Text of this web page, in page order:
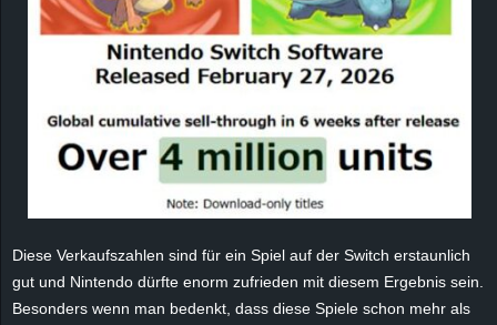
Diese Verkaufszahlen sind für ein Spiel auf der Switch erstaunlich
gut und Nintendo dürfte enorm zufrieden mit diesem Ergebnis sein.
Besonders wenn man bedenkt, dass diese Spiele schon mehr als